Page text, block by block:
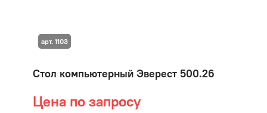
Стол компьютерный Эверест 500.26
Цена по запросу
арт. 1103